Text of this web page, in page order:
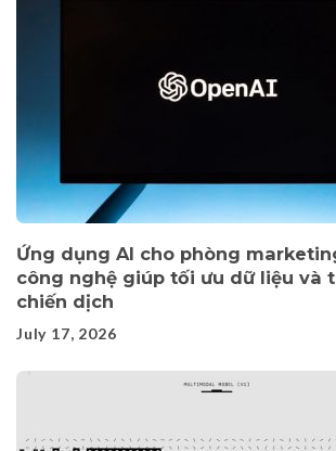
Ứng dụng AI cho phòng
công nghệ giúp tối ưu dữ liệu và
chiến dịch
July 17, 2026